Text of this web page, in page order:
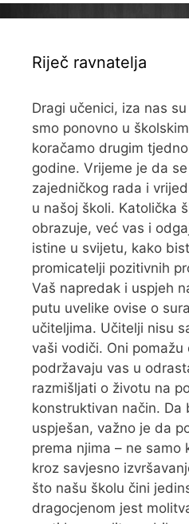
Riječ ravnatelja
Dragi učenici, iza nas
smo ponovno u
koračamo drugim
godine. Vrijeme je da
zajedničkog rada i
u našoj školi. Katolička
obrazuje, već vas i
istine u svijetu, kako
promicatelji pozitivnih
Vaš napredak i uspjeh
putu uvelike ovise o
učiteljima. Učitelji nisu
vaši vodiči. Oni
podržavaju vas u
razmišljati o životu na
konstruktivan način. Da
uspješan, važno je da
prema njima – ne samo
kroz savjesno
što našu školu čini
dragocjenom jest